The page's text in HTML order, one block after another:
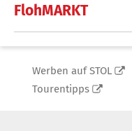
FlohMARKT
Werben auf STOL
Tourentipps